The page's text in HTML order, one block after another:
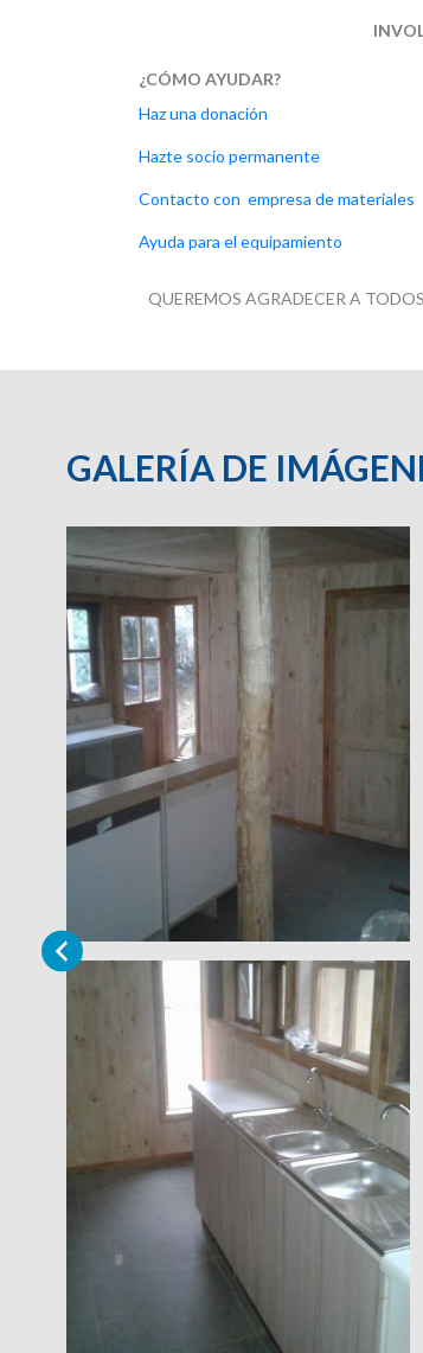
¿CÓMO AYUDAR?
Haz una donación
Hazte socio permanente
Contacto con empresa de materiales
Ayuda para el equipamiento
QUEREMOS AGRADECER A
GALERÍA DE